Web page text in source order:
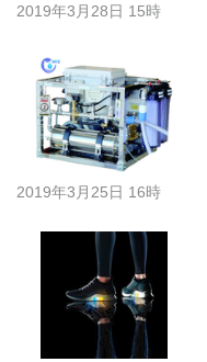
2019年3月28日 15時
2019年3月25日 16時